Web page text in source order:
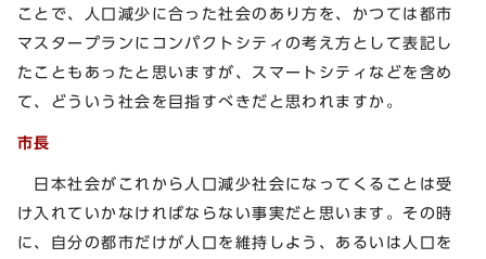
ことで、人口減少に合った社会のあり方を、かつては都市
マスタープランにコンパクトシティの考え方として表記し
たこともあったと思いますが、スマートシティなどを含め
て、どういう社会を目指すべきだと思われますか。
市長
日本社会がこれから人口減少社会になってくることは受
け入れていかなければならない事実だと思います。その時
に、自分の都市だけが人口を維持しよう、あるいは人口を